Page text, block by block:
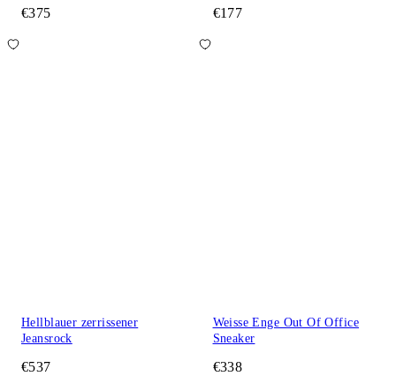
€375 €177
Hellblauer zerrissener
Jeansrock
€537
Weisse Enge Out Of Office
Sneaker
€338